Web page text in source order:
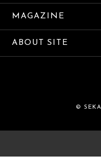
MAGAZINE
ABOUT SITE
©